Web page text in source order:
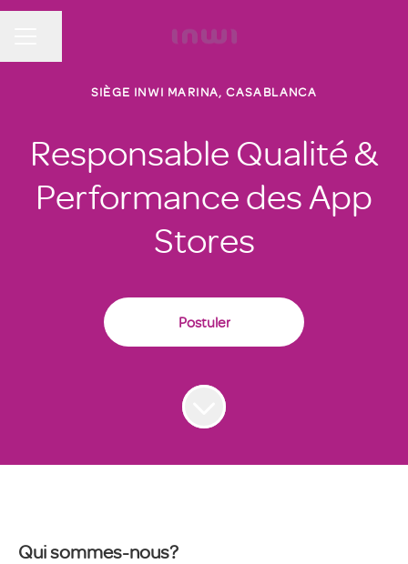
SIÈGE INWI MARINA, CASABLANCA
Responsable Qualité &
Performance des App
Stores
Postuler
Qui sommes-nous?